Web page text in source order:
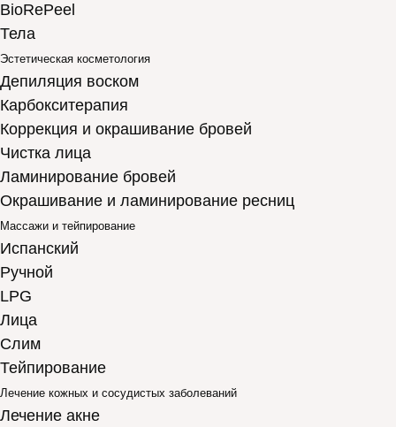
BioRePeel
Тела
Эстетическая косметология
Депиляция воском
Карбокситерапия
Коррекция и окрашивание бровей
Чистка лица
Ламинирование бровей
Окрашивание и ламинирование ресниц
Массажи и тейпирование
Испанский
Ручной
LPG
Лица
Слим
Тейпирование
Лечение кожных и сосудистых заболеваний
Лечение акне